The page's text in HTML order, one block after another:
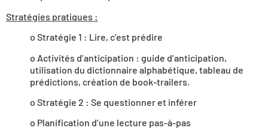
Stratégies pratiques :
o Stratégie 1 : Lire, c’est prédire
o Activités d’anticipation : guide d’anticipation,
utilisation du dictionnaire alphabétique, tableau de
prédictions, création de book-trailers.
o Stratégie 2 : Se questionner et inférer
o Planification d’une lecture pas-à-pas